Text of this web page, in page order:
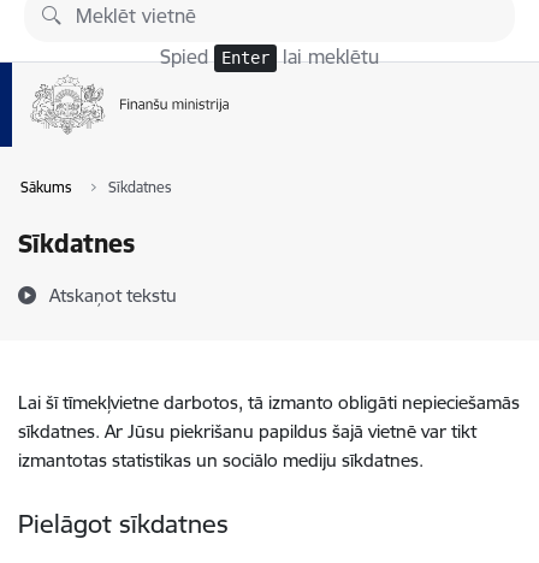
Pāriet uz lapas saturu
Spied Enter lai meklētu
Sākums Sīkdatnes
Sīkdatnes
Atskaņot tekstu
Lai šī tīmekļvietne darbotos, tā izmanto obligāti nepieciešamās
sīkdatnes. Ar Jūsu piekrišanu papildus šajā vietnē var tikt
izmantotas statistikas un sociālo mediju sīkdatnes.
Pielāgot sīkdatnes